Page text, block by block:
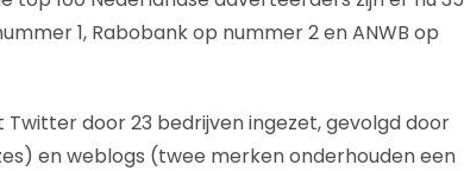
1, Rabobank op nummer 2 en ANWB op
door 23 bedrijven ingezet, gevolgd door
en weblogs (twee merken onderhouden een